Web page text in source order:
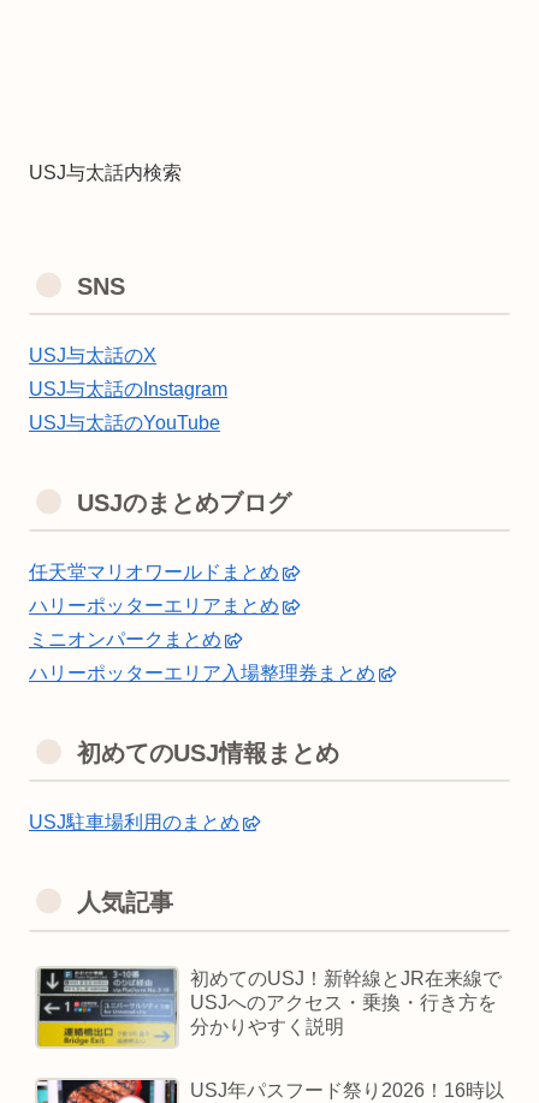
USJ与太話内検索
SNS
USJ与太話のX
USJ与太話のInstagram
USJ与太話のYouTube
USJのまとめブログ
任天堂マリオワールドまとめ
ハリーポッターエリアまとめ
ミニオンパークまとめ
ハリーポッターエリア入場整理券まとめ
初めてのUSJ情報まとめ
USJ駐車場利用のまとめ
人気記事
初めてのUSJ！新幹線とJR在来線で
USJへのアクセス・乗換・行き方を
分かりやすく説明
USJ年パスフード祭り2026！16時以